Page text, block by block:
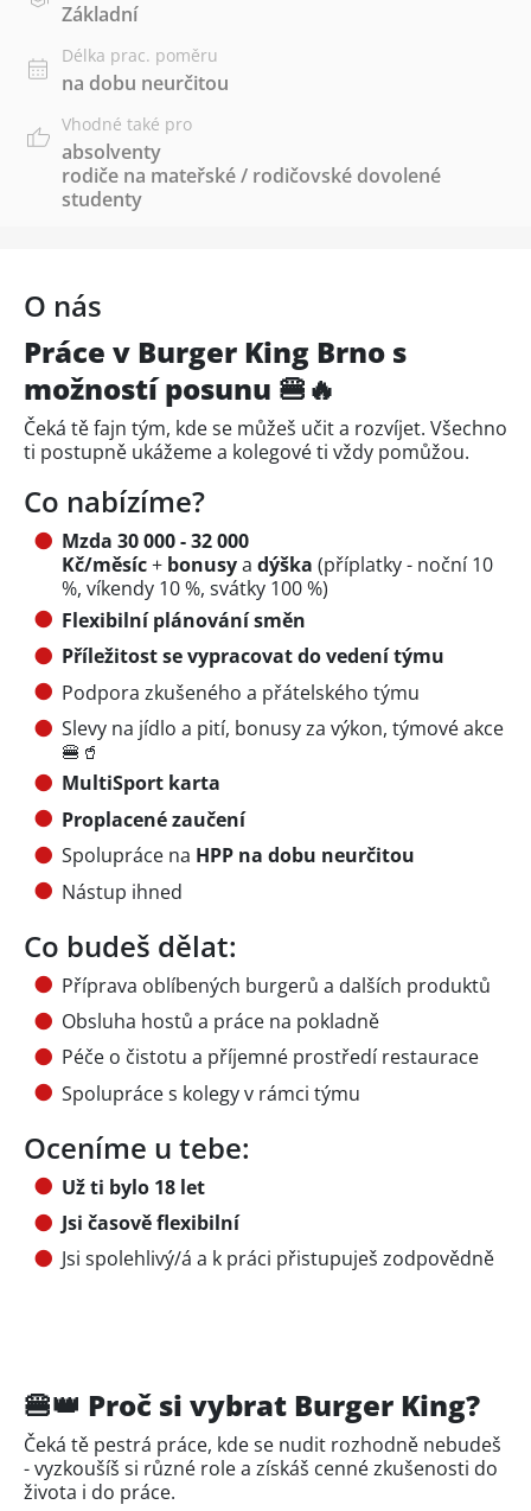
Základní
Délka prac. poměru
na dobu neurčitou
Vhodné také pro
absolventy
rodiče na mateřské / rodičovské dovolené
studenty
O nás
Práce v Burger King Brno s
možností posunu 🍔🔥
Čeká tě fajn tým, kde se můžeš učit a rozvíjet. Všechno
ti postupně ukážeme a kolegové ti vždy pomůžou.
Co nabízíme?
Mzda 30 000 - 32 000
Kč/měsíc+ bonusya dýška (příplatky - noční 10
%, víkendy 10 %, svátky 100 %)
Flexibilní plánování směn
Příležitost se vypracovat do vedení týmu
Podpora zkušeného a přátelského týmu
Slevy na jídlo a pití, bonusy za výkon, týmové akce
🍔🥤
MultiSport karta
Proplacené zaučení
Spolupráce na HPP na dobu neurčitou
Nástup ihned
Co budeš dělat:
Příprava oblíbených burgerů a dalších produktů
Obsluha hostů a práce na pokladně
Péče o čistotu a příjemné prostředí restaurace
Spolupráce s kolegy v rámci týmu
Oceníme u tebe:
Už ti bylo 18 let
Jsi časově flexibilní
Jsi spolehlivý/á a k práci přistupuješ zodpovědně
🍔👑 Proč si vybrat Burger King?
Čeká tě pestrá práce, kde se nudit rozhodně nebudeš
- vyzkoušíš si různé role a získáš cenné zkušenosti do
života i do práce.